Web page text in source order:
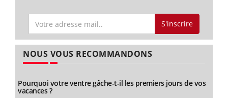
S'inscrire
NOUS VOUS RECOMMANDONS
Pourquoi votre ventre gâche-t-il les premiers jours de vos
vacances ?